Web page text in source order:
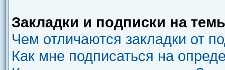
Закладки и подписки на
Чем отличаются закладки от
Как мне подписаться на